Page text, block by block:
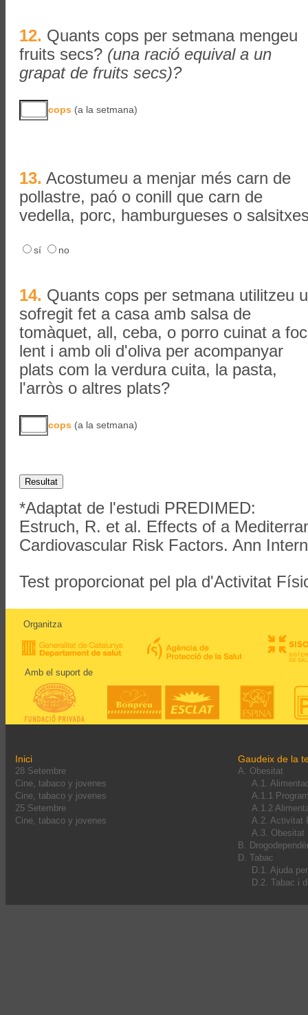
12. Quants cops per setmana mengeu
fruits secs? (una ració equival a un
grapat de fruits secs)?
cops (a la setmana)
13. Acostumeu a menjar més carn de
pollastre, paó o conill que carn de
vedella, porc, hamburgueses o
sí no
14. Quants cops per setmana utilitzeu
sofregit fet a casa amb salsa de
tomàquet, all, ceba, o porro cuinat a foc
lent i amb oli d'oliva per acompanyar
plats com la verdura cuita, la pasta,
l'arròs o altres plats?
cops (a la setmana)
*Adaptat de l'estudi PREDIMED:
Estruch, R. et al. Effects of a
Cardiovascular Risk Factors. Ann
Test proporcionat pel pla d'Activitat
Organitza
Amb el suport de
Inici
28 Setembre
Cine, tabaco y jovenes
Cine, tabaco y jovenes
25 Setembre
Cine, tabaco y jovenes
Gaudeix de la
A. Obesitat
A.1.
A.1.1
A.1.2
A.2. Activitat
A.3. Obesitat
B.
D. Tabac
D.1. Ajuda
D.2. Tabac i